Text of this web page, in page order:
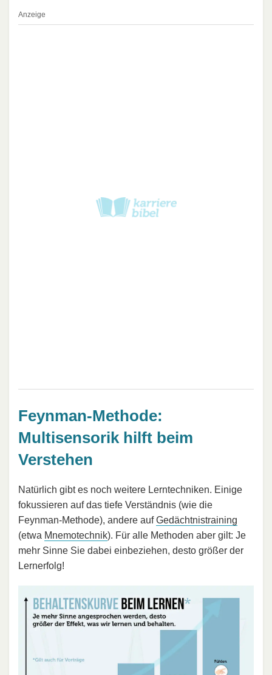
Anzeige
Feynman-Methode:
Multisensorik hilft beim
Verstehen
Natürlich gibt es noch weitere Lerntechniken. Einige
fokussieren auf das tiefe Verständnis (wie die
Feynman-Methode), andere aufGedächtnistraining
(etwa Mnemotechnik). Für alle Methoden aber gilt: Je
mehr Sinne Sie dabei einbeziehen, desto größer der
Lernerfolg!